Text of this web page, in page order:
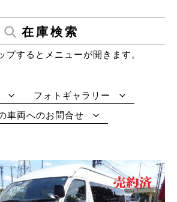
在庫検索
プするとメニューが開きます。
フォトギャラリー
車両へのお問合せ